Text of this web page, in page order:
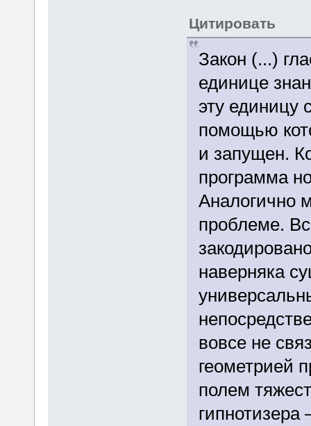
Цитировать
Закон (...)
единице
эту единицу
помощью
и запущен.
программа
Аналогично
проблеме.
наверняка
вовсе не
геометрией
полем